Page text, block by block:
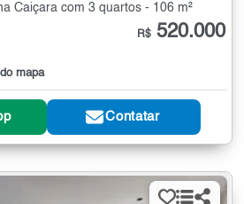
Caiçara com 3 quartos - 106 m²
mapa
R$ 520.000
Contatar